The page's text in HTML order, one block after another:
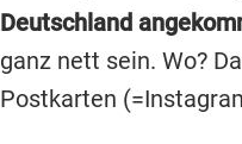
Deutschland
ganz nett sein. Wo?
Postkarten